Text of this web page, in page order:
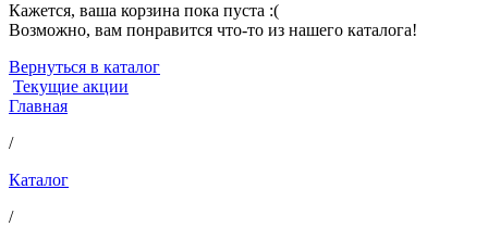
Кажется, ваша корзина пока пуста :(
Возможно, вам понравится что-то из нашего каталога!
Вернуться в каталог
Текущие акции
Главная
/
Каталог
/